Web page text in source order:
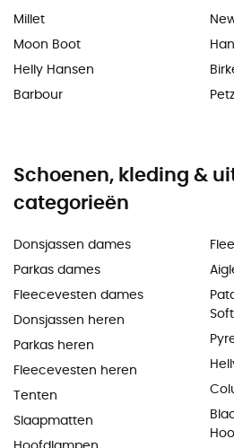
Millet
Moon Boot
Helly Hansen
Barbour
Petzl
Schoenen, kleding &
categorieën
Donsjassen dames
Parkas dames
Fleecevesten dames
Donsjassen heren
Parkas heren
Fleecevesten heren
Tenten
Slaapmatten